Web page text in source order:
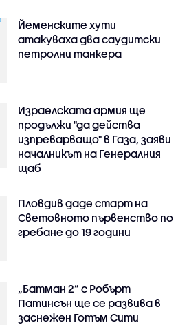
Йеменските хути
атакуваха два саудитски
петролни танкера
Израелската армия ще
продължи "да действа
изпреварващо" в Газа, заяви
началникът на Генералния
щаб
Пловдив даде старт на
Световното първенство по
гребане до 19 години
„Батман 2“ с Робърт
Патинсън ще се развива в
заснежен Готъм Сити